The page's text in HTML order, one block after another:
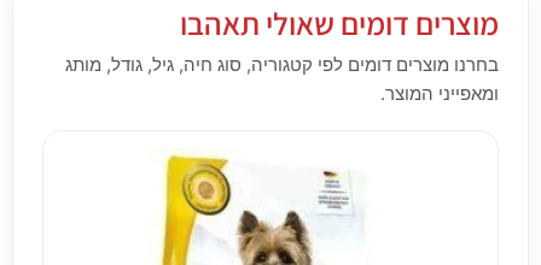
מוצרים דומים שאולי תאהבו
בחרנו מוצרים דומים לפי קטגוריה, סוג חיה, גיל, גודל, מותג
ומאפייני המוצר.